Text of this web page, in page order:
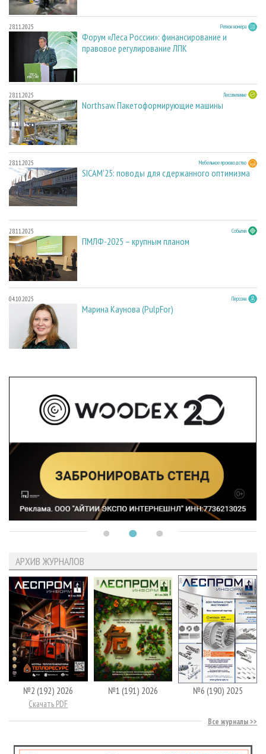
28.11.2025 Регион номера
Форум «Леса России»: финансирование и
правовое регулирование ЛПК
28.11.2025 Лесопиление
Northsaw. Пакетоформирующие машины
28.11.2025 Мебельное производство
SICAM'25: поводы для сдержанного оптимизма
28.11.2025 События
ПМЛФ-2025 – крупным планом
04.10.2025 Персона
Марина Каунова (PulpFor)
АРХИВ ЖУРНАЛОВ
№2 (192) 2026
Скачать PDF
№1 (191) 2026 №6 (190) 2025
Все журналы